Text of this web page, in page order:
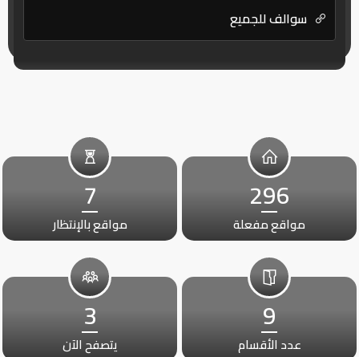
سوالف للجميع
296
مواقع مفعلة
7
مواقع بالإنتظار
9
عدد الأقسام
3
يتصفح الآن